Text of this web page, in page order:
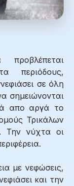
προβλέπεται
περιόδους,
σε όλη
σημειώνονται
απο αργά το
Τρικάλων
Την νύχτα οι
με νεφώσεις,
και την